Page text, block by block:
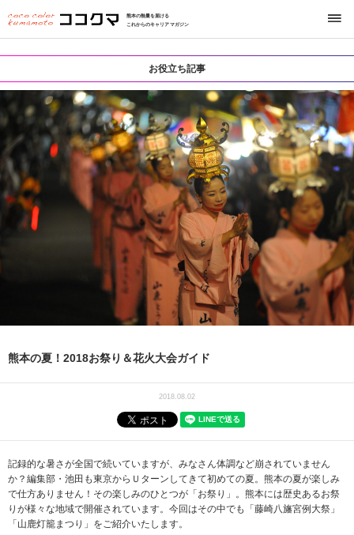
熊本の熱量を届ける
これからのキャリアマガジン
お役立ち記事
熊本の夏！2018お祭り＆花火大会ガイド
2018.08.02
記録的な暑さが全国で続いていますが、みなさん体調など崩されていません
か？編集部・池田も東京からＵターンしてきて初めての夏。熊本の夏が楽しみ
で仕方ありません！その楽しみのひとつが「お祭り」。熊本には歴史あるお祭
りが様々な地域で開催されています。今回はその中でも「藤崎八旛宮例大祭」
「山鹿灯籠まつり」をご紹介いたします。